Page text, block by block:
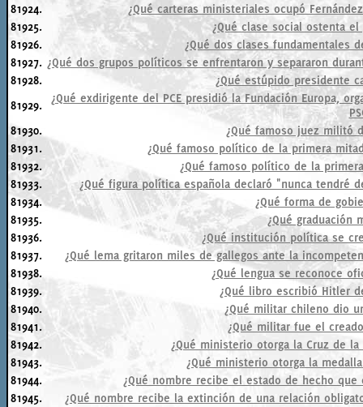
81924.
¿Qué carteras ministeriales ocupó
81925.
¿Qué clase social ostenta
81926.
¿Qué dos clases fundamentales
81927. ¿Qué dos grupos políticos se enfrentaron y separaron
81928.
¿Qué estúpido presidente
81929.
¿Qué exdirigente del PCE presidió la Fundación Europa,
81930.
¿Qué famoso juez militó
81931.
¿Qué famoso político de la primera
81932.
¿Qué famoso político de la
81933.
¿Qué figura política española declaró "nunca tendré
81934.
¿Qué forma de
81935.
¿Qué graduación
81936.
¿Qué institución política se
81937.
¿Qué lema gritaron miles de gallegos ante la
81938.
¿Qué lengua se reconoce
81939.
¿Qué libro escribió Hitler
81940.
¿Qué militar chileno dio
81941.
¿Qué militar fue el
81942.
¿Qué ministerio otorga la Cruz de
81943.
¿Qué ministerio otorga la
81944.
¿Qué nombre recibe el estado de hecho
81945.
¿Qué nombre recibe la extinción de una relación